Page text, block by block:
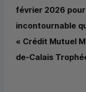
février 2026
incontournable
« Crédit Mutuel
de-Calais